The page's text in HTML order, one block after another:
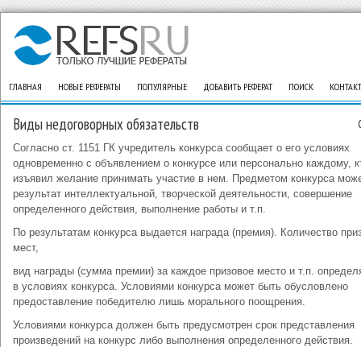
ГЛАВНАЯ НОВЫЕ РЕФЕРАТЫ ПОПУЛЯРНЫЕ ДОБАВИТЬ РЕФЕРАТ ПОИСК
Виды недоговорных обязательств
Согласно ст. 1151 ГК учредитель конкурса сообщает о его условиях
одновременно с объявлением о конкурсе или персонально каждому,
изъявил желание принимать участие в нем. Предметом конкурса
результат интеллектуальной, творческой деятельности, совершение
определенного действия, выполнение работы и т.п.
По результатам конкурса выдается награда (премия). Количество
мест,
вид награды (сумма премии) за каждое призовое место и т.п.
в условиях конкурса. Условиями конкурса может быть обусловлено
предоставление победителю лишь морального поощрения.
Условиями конкурса должен быть предусмотрен срок представления
произведений на конкурс либо выполнения определенного действия.